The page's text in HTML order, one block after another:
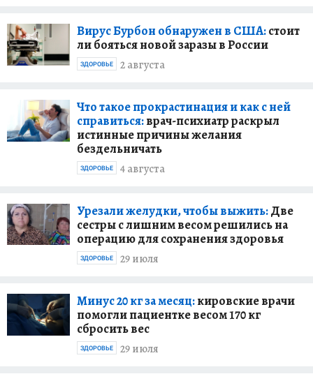
Вирус Бурбон обнаружен в США:стоит
ли бояться новой заразы в России
2 августа
ЗДОРОВЬЕ
Что такое прокрастинация и как с ней
справиться:врач-психиатр раскрыл
истинные причины желания
бездельничать
4 августа
ЗДОРОВЬЕ
Урезали желудки, чтобы выжить:Две
сестры с лишним весом решились на
операцию для сохранения здоровья
29 июля
ЗДОРОВЬЕ
Минус 20 кг за месяц:кировские врачи
помогли пациентке весом 170 кг
сбросить вес
29 июля
ЗДОРОВЬЕ